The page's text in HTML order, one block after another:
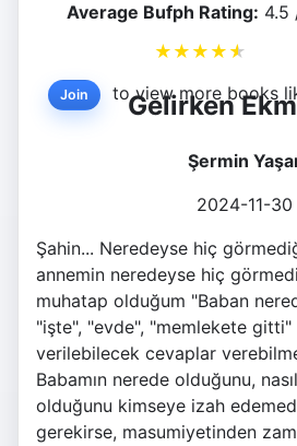
Average Bufph Rating: 4.5
★ ★ ★ ★ ★
Join to view more books
Gelirken
Şermin
2024-11-30
Şahin... Neredeyse hiç
annemin neredeyse hiç
muhatap olduğum "Baban
"işte", "evde", "memlekete gitti"
verilebilecek cevaplar
Babamın nerede olduğunu,
olduğunu kimseye izah
gerekirse, masumiyetinden